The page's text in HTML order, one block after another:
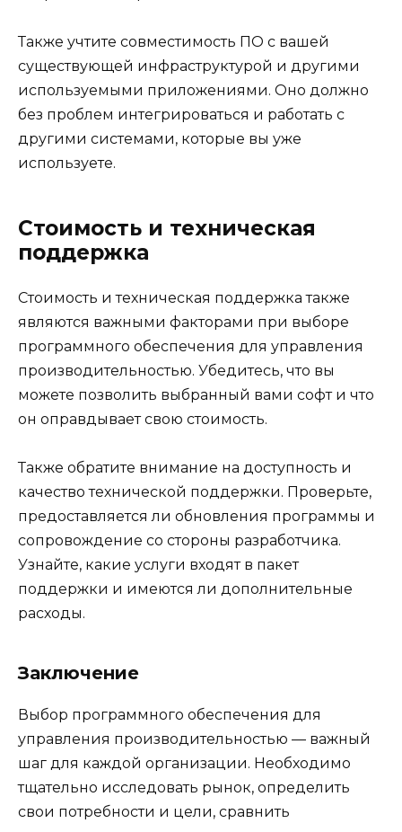
Также учтите совместимость ПО с вашей
существующей инфраструктурой и другими
используемыми приложениями. Оно должно
без проблем интегрироваться и работать с
другими системами, которые вы уже
используете.
Стоимость и техническая
поддержка
Стоимость и техническая поддержка также
являются важными факторами при выборе
программного обеспечения для управления
производительностью. Убедитесь, что вы
можете позволить выбранный вами софт и что
он оправдывает свою стоимость.
Также обратите внимание на доступность и
качество технической поддержки. Проверьте,
предоставляется ли обновления программы и
сопровождение со стороны разработчика.
Узнайте, какие услуги входят в пакет
поддержки и имеются ли дополнительные
расходы.
Заключение
Выбор программного обеспечения для
управления производительностью — важный
шаг для каждой организации. Необходимо
тщательно исследовать рынок, определить
свои потребности и цели, сравнить